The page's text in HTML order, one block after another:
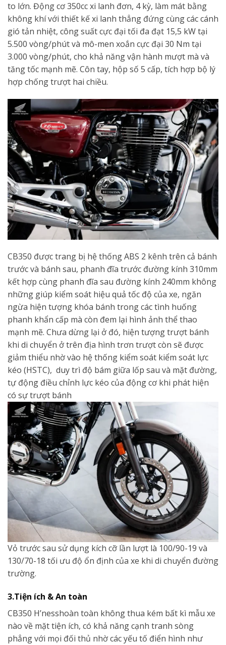
to lớn. Động cơ 350cc xi lanh đơn, 4 kỳ, làm mát bằng
không khí với thiết kế xi lanh thẳng đứng cùng các cánh
gió tản nhiệt, công suất cực đại tối đa đạt 15,5 kW tại
5.500 vòng/phút và mô-men xoắn cực đại 30 Nm tại
3.000 vòng/phút, cho khả năng vận hành mượt mà và
tăng tốc mạnh mẽ. Côn tay, hộp số 5 cấp, tích hợp bộ lý
hợp chống trượt hai chiều.
CB350 được trang bị hệ thống ABS 2 kênh trên cả bánh
trước và bánh sau, phanh đĩa trước đường kính 310mm
kết hợp cùng phanh đĩa sau đường kính 240mm không
những giúp kiểm soát hiệu quả tốc độ của xe, ngăn
ngừa hiện tượng khóa bánh trong các tình huống
phanh khẩn cấp mà còn đem lại hình ảnh thể thao
mạnh mẽ. Chưa dừng lại ở đó, hiện tượng trượt bánh
khi di chuyển ở trên địa hình trơn trượt còn sẽ được
giảm thiểu nhờ vào hệ thống kiểm soát kiểm soát lực
kéo (HSTC), duy trì độ bám giữa lốp sau và mặt đường,
tự động điều chỉnh lực kéo của động cơ khi phát hiện
có sự trượt bánh
Vỏ trước sau sử dụng kích cỡ lần lượt là 100/90-19 và
130/70-18 tối ưu độ ổn định của xe khi di chuyển đường
trường.
3.Tiện ích & An toàn
CB350 H’nesshoàn toàn không thua kém bất kì mẫu xe
nào về mặt tiện ích, có khả năng cạnh tranh sòng
phẳng với mọi đối thủ nhờ các yếu tố điển hình như